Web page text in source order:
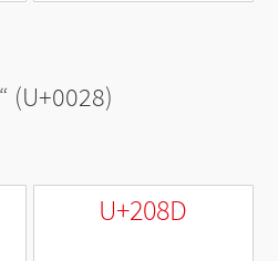
“ (U+0028)
U+208D